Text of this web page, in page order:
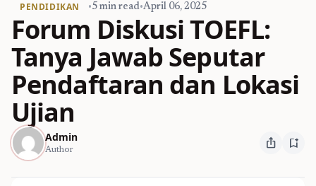
PENDIDIKAN •5 min read•April 06, 2025
Forum Diskusi TOEFL:
Tanya Jawab Seputar
Pendaftaran dan Lokasi
Ujian
Admin
Author ios_share bookmark_add